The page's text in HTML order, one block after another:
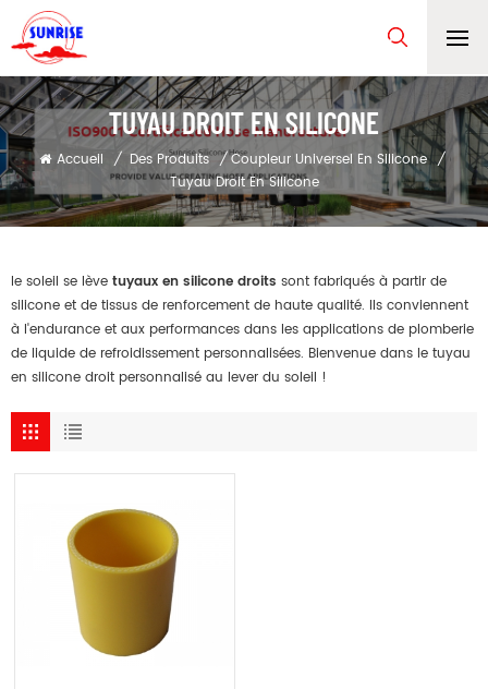
TUYAU DROIT EN SILICONE
Accueil / Des Produits / Coupleur Universel En Silicone /
Tuyau Droit En Silicone
le soleil se lève tuyaux en silicone droits sont fabriqués à partir de
silicone et de tissus de renforcement de haute qualité. Ils conviennent
à l'endurance et aux performances dans les applications de plomberie
de liquide de refroidissement personnalisées. Bienvenue dans le tuyau
en silicone droit personnalisé au lever du soleil !